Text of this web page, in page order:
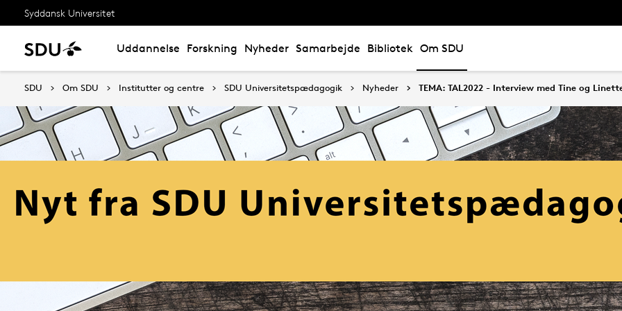
Syddansk Universitet
Uddannelse Forskning Nyheder Samarbejde Bibliotek Om SDU
SDU Om SDU Institutter og centre SDU Universitetspædagogik Nyheder TEMA: TAL2022 - Interview med Tine og